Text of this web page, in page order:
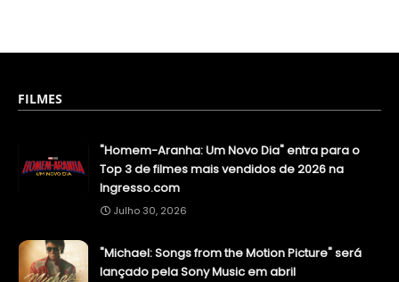
FILMES
"Homem-Aranha: Um Novo Dia" entra para o
Top 3 de filmes mais vendidos de 2026 na
Ingresso.com
Julho 30, 2026
"Michael: Songs from the Motion Picture" será
lançado pela Sony Music em abril